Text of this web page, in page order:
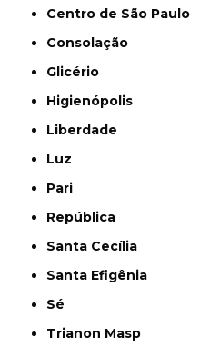
Centro de São Paulo
Consolação
Glicério
Higienópolis
Liberdade
Luz
Pari
República
Santa Cecília
Santa Efigênia
Sé
Trianon Masp